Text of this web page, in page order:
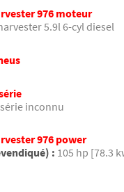
976 moteur
5.9l 6-cyl diesel
inconnu
976 power
: 105 hp [78.3